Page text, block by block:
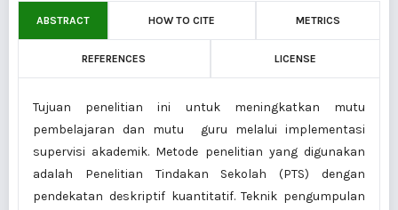
ABSTRACT HOW TO CITE METRICS
REFERENCES LICENSE
Tujuan penelitian ini untuk meningkatkan mutu
pembelajaran dan mutu guru melalui implementasi
supervisi akademik. Metode penelitian yang digunakan
adalah Penelitian Tindakan Sekolah (PTS) dengan
pendekatan deskriptif kuantitatif. Teknik pengumpulan